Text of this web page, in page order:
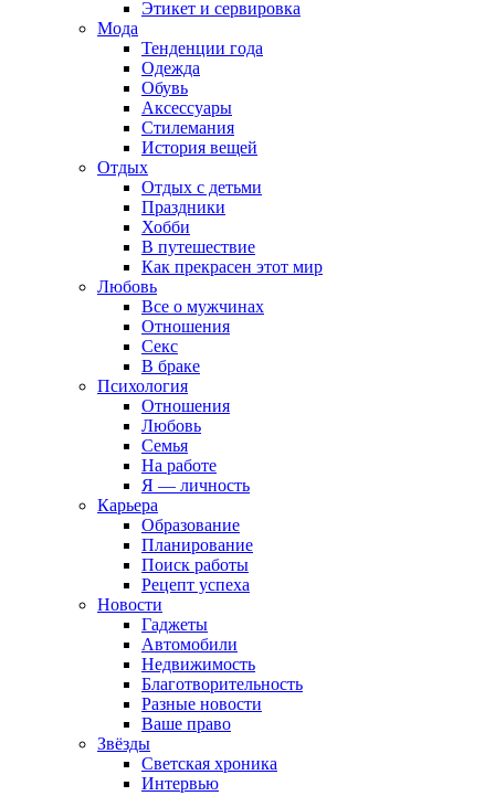
Этикет и сервировка
Мода
Тенденции года
Одежда
Обувь
Аксессуары
Стилемания
История вещей
Отдых
Отдых с детьми
Праздники
Хобби
В путешествие
Как прекрасен этот мир
Любовь
Все о мужчинах
Отношения
Секс
В браке
Психология
Отношения
Любовь
Семья
На работе
Я — личность
Карьера
Образование
Планирование
Поиск работы
Рецепт успеха
Новости
Гаджеты
Автомобили
Недвижимость
Благотворительность
Разные новости
Ваше право
Звёзды
Светская хроника
Интервью